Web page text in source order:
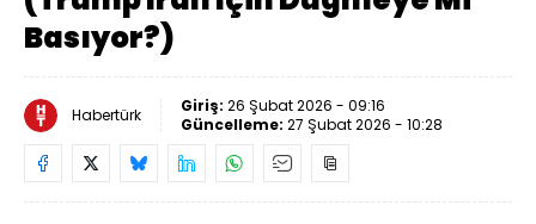
Basıyor?)
Habertürk Giriş: 26 Şubat 2026 - 09:16
Güncelleme: 27 Şubat 2026 - 10:28